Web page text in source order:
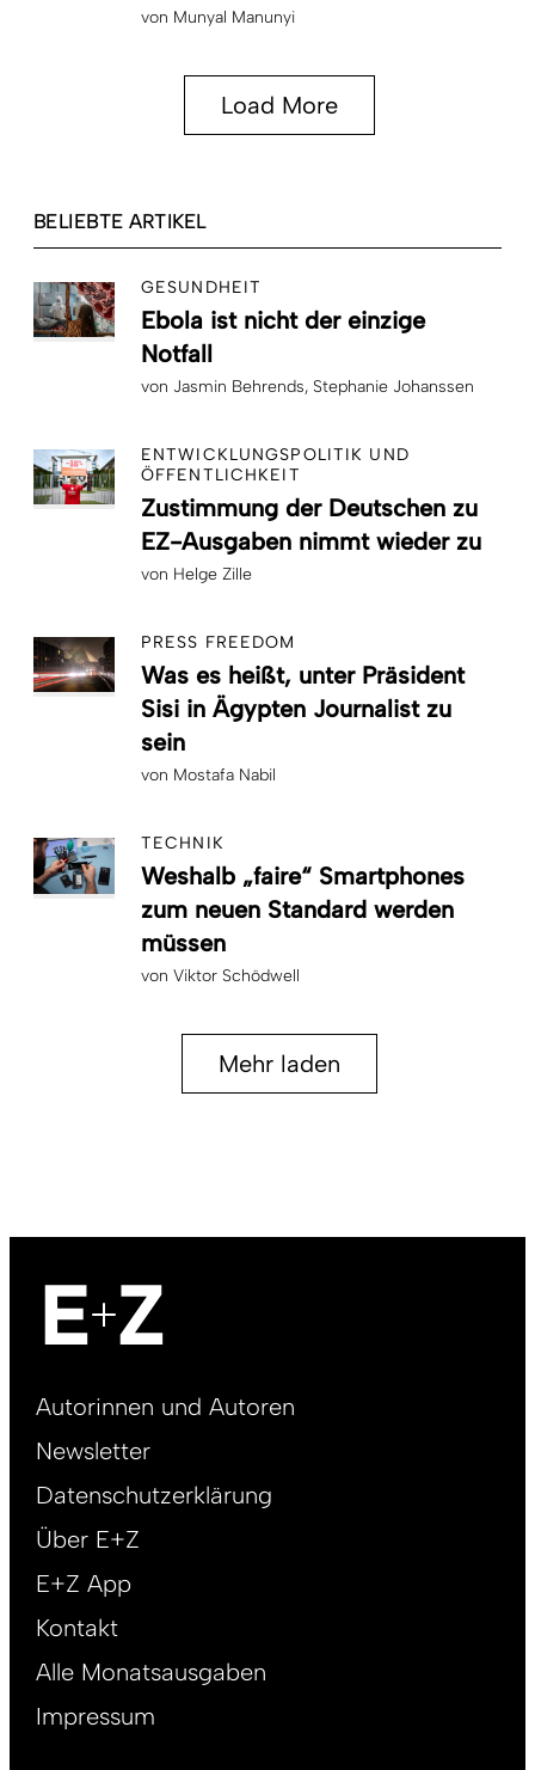
von Munyal Manunyi
Load More
BELIEBTE ARTIKEL
GESUNDHEIT
Ebola ist nicht der einzige
Notfall
von Jasmin Behrends Stephanie Johanssen
ENTWICKLUNGSPOLITIK UND
ÖFFENTLICHKEIT
Zustimmung der Deutschen zu
EZ-Ausgaben nimmt wieder zu
von Helge Zille
PRESS FREEDOM
Was es heißt, unter Präsident
Sisi in Ägypten Journalist zu
sein
von Mostafa Nabil
TECHNIK
Weshalb „faire“ Smartphones
zum neuen Standard werden
müssen
von Viktor Schödwell
Mehr laden
Footer
DE
Autorinnen und Autoren
Newsletter
Datenschutzerklärung
Über E+Z
E+Z App
Kontakt
Alle Monatsausgaben
Impressum